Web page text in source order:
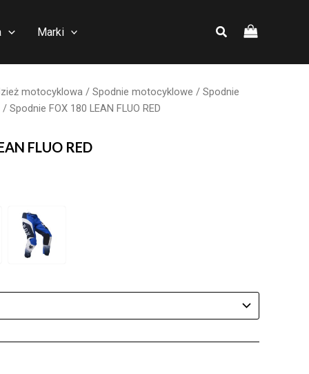
Marki
motocyklowa / Spodnie motocyklowe / Spodnie
/ Spodnie FOX 180 LEAN FLUO RED
FLUO RED